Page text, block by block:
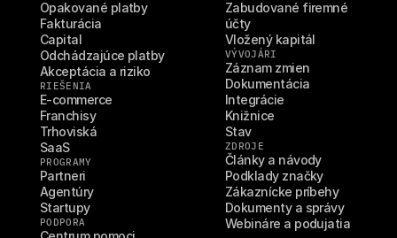
Opakované platby
Fakturácia
Capital
Odchádzajúce platby
Akceptácia a riziko
RIEŠENIA
E-commerce
Franchisy
Trhoviská
SaaS
PROGRAMY
Partneri
Agentúry
Startupy
PODPORA
Zabudované firemné
účty
Vložený kapitál
VÝVOJÁRI
Záznam zmien
Dokumentácia
Integrácie
Knižnice
Stav
ZDROJE
Články a návody
Podklady značky
Zákaznícke príbehy
Dokumenty a správy
Webináre a podujatia